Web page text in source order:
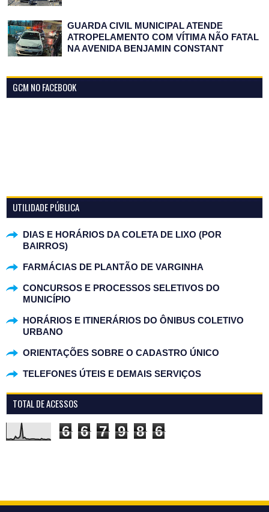
GUARDA CIVIL MUNICIPAL ATENDE
ATROPELAMENTO COM VÍTIMA NÃO FATAL
NA AVENIDA BENJAMIN CONSTANT
GCM NO FACEBOOK
UTILIDADE PÚBLICA
DIAS E HORÁRIOS DA COLETA DE LIXO (POR
BAIRROS)
FARMÁCIAS DE PLANTÃO DE VARGINHA
CONCURSOS E PROCESSOS SELETIVOS DO
MUNICÍPIO
HORÁRIOS E ITINERÁRIOS DO ÔNIBUS COLETIVO
URBANO
ORIENTAÇÕES SOBRE O CADASTRO ÚNICO
TELEFONES ÚTEIS E DEMAIS SERVIÇOS
TOTAL DE ACESSOS
6 6 7 9 8 6